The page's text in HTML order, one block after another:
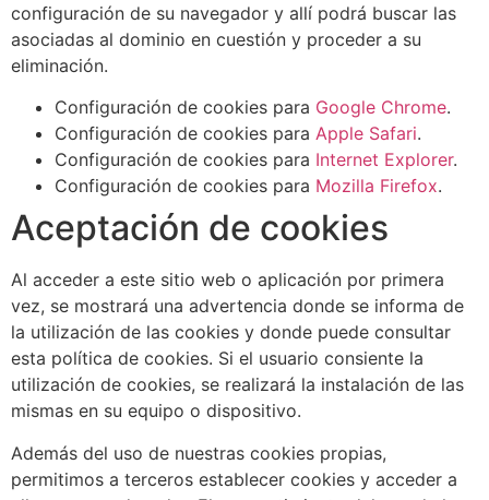
configuración de su navegador y allí podrá buscar las
asociadas al dominio en cuestión y proceder a su
eliminación.
Configuración de cookies para Google Chrome.
Configuración de cookies para Apple Safari.
Configuración de cookies para Internet Explorer.
Configuración de cookies para Mozilla Firefox.
Aceptación de cookies
Al acceder a este sitio web o aplicación por primera
vez, se mostrará una advertencia donde se informa de
la utilización de las cookies y donde puede consultar
esta política de cookies. Si el usuario consiente la
utilización de cookies, se realizará la instalación de las
mismas en su equipo o dispositivo.
Además del uso de nuestras cookies propias,
permitimos a terceros establecer cookies y acceder a